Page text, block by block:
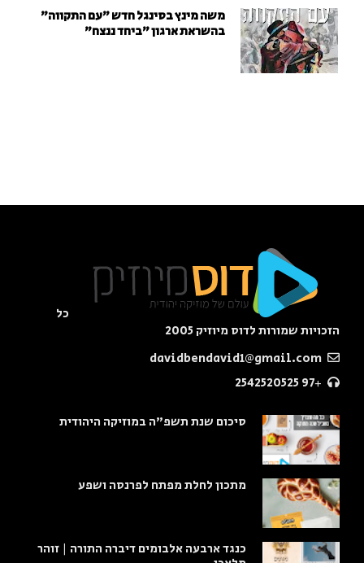
משה מינץ בסינגל חדש ״עם התקווה״
בהשראת ארגון "ביחד ננצח"
כל
הזכויות שמורות לדוס מיוזיק 2005
+97 2542520525
סיכום שנת תשפ"ה במוזיקה היהודית
מתכון לחלת מפתח לפרנסה ושפע
כנגד ארבעה אלבומים דיברה התורה | זוהר